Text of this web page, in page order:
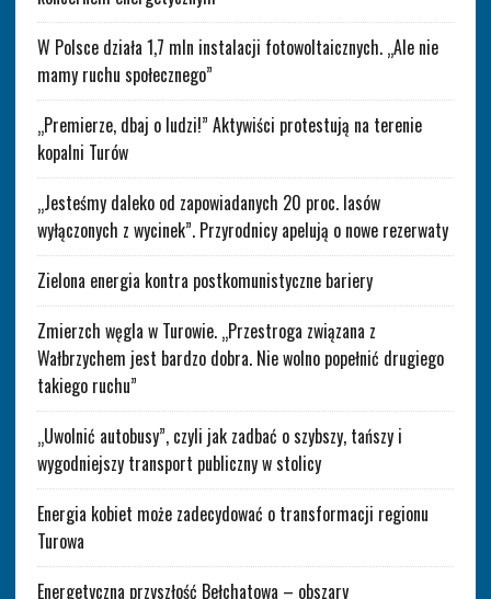
W Polsce działa 1,7 mln instalacji fotowoltaicznych. „Ale nie
mamy ruchu społecznego”
„Premierze, dbaj o ludzi!” Aktywiści protestują na terenie
kopalni Turów
„Jesteśmy daleko od zapowiadanych 20 proc. lasów
wyłączonych z wycinek”. Przyrodnicy apelują o nowe rezerwaty
Zielona energia kontra postkomunistyczne bariery
Zmierzch węgla w Turowie. „Przestroga związana z
Wałbrzychem jest bardzo dobra. Nie wolno popełnić drugiego
takiego ruchu”
„Uwolnić autobusy”, czyli jak zadbać o szybszy, tańszy i
wygodniejszy transport publiczny w stolicy
Energia kobiet może zadecydować o transformacji regionu
Turowa
Energetyczna przyszłość Bełchatowa – obszary